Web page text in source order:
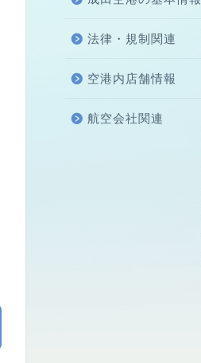
法律・規制関連
空港内店舗情報
航空会社関連